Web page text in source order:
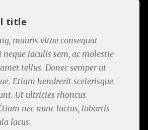
title
mauris vitae consequat
iaculis sem, ac molestie
tellus. Donec semper ut
Etiam hendrerit scelerisque
Ut ultricies rhoncus
nec nunc luctus, lobortis
lacus.